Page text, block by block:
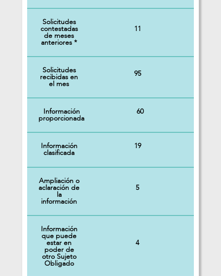
Solicitudes
contestadas
de meses
anteriores *
11
Solicitudes
recibidas en
el mes
95
Información
proporcionada
60
Información
clasificada
19
Ampliación o
aclaración de
la
información
5
Información
que puede
estar en
poder de
otro Sujeto
Obligado
4